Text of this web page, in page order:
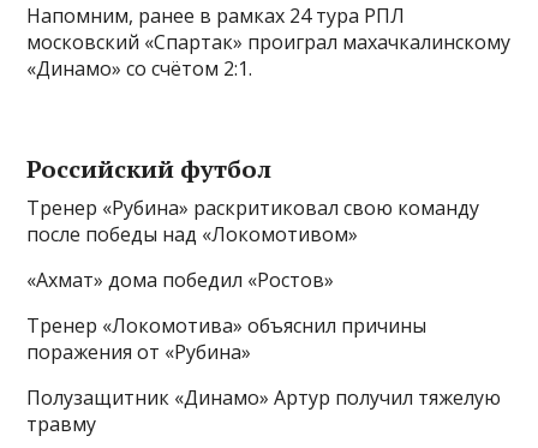
Напомним, ранее в рамках 24 тура РПЛ
московский «Спартак» проиграл махачкалинскому
«Динамо» со счётом 2:1.
Российский футбол
Тренер «Рубина» раскритиковал свою команду
после победы над «Локомотивом»
«Ахмат» дома победил «Ростов»
Тренер «Локомотива» объяснил причины
поражения от «Рубина»
Полузащитник «Динамо» Артур получил тяжелую
травму